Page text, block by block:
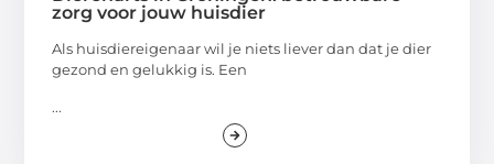
zorg voor jouw huisdier
Als huisdiereigenaar wil je niets liever dan dat je dier
gezond en gelukkig is. Een
...